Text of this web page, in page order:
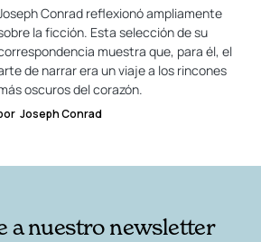
Conrad reflexionó ampliamente
la ficción. Esta selección de su
muestra que, para él, el
de narrar era un viaje a los rincones
oscuros del corazón.
Joseph Conrad
a nuestro newsletter